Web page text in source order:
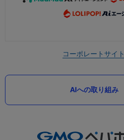
コーポレートサイト
AIへの取り組み